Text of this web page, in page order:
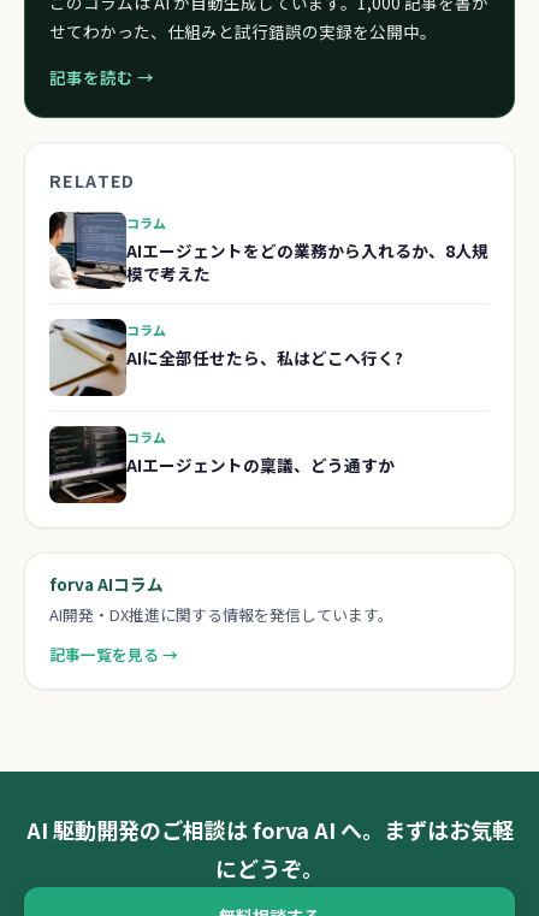
せてわかった、仕組みと試行錯誤の実録を公開中。
記事を読む →
RELATED
コラム
AIエージェントをどの業務から入れるか、8人規
模で考えた
コラム
AIに全部任せたら、私はどこへ行く?
コラム
AIエージェントの稟議、どう通すか
forva AIコラム
AI開発・DX推進に関する情報を発信しています。
記事一覧を見る →
AI 駆動開発のご相談は forva AI へ。まずはお気軽
にどうぞ。